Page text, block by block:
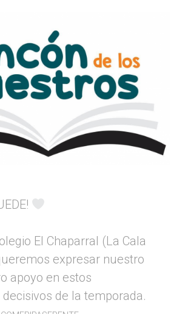
El Chaparral (La Cala
expresar nuestro
apoyo en estos
de la temporada.